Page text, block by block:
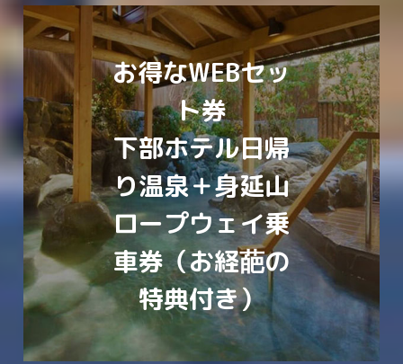
お得なWEBセッ
ト券
下部ホテル日帰
り温泉＋身延山
ロープウェイ乗
車券（お経葩の
特典付き）